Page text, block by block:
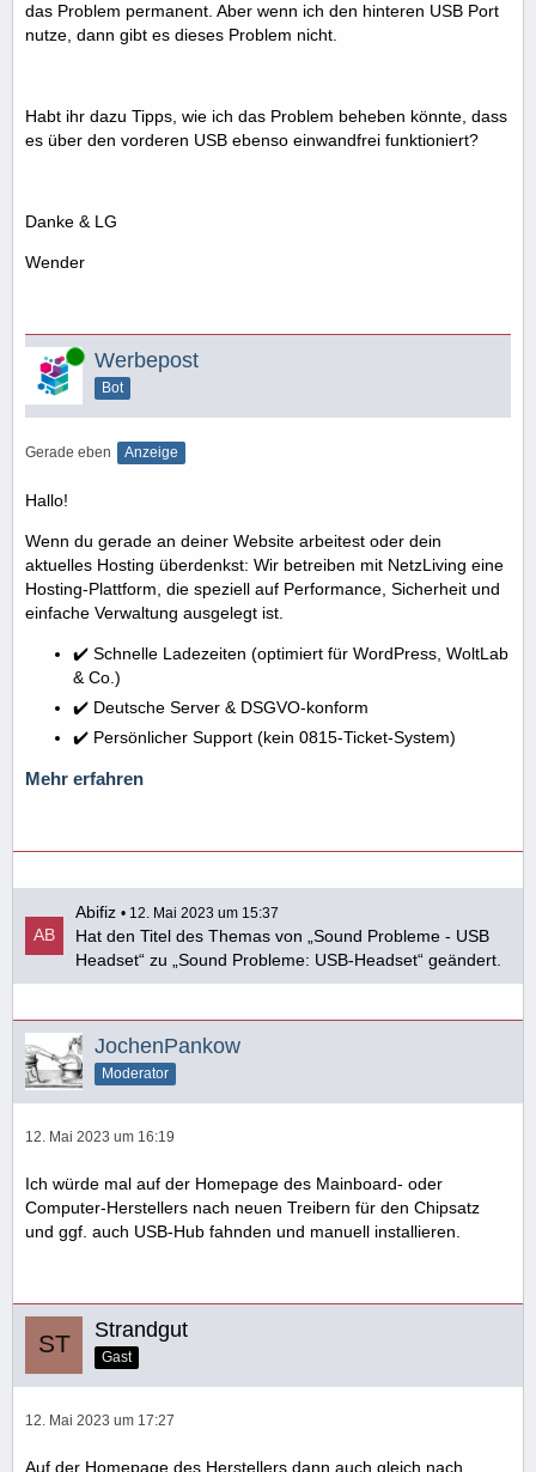
das Problem permanent. Aber wenn ich den hinteren USB Port
nutze, dann gibt es dieses Problem nicht.
Habt ihr dazu Tipps, wie ich das Problem beheben könnte, dass
es über den vorderen USB ebenso einwandfrei funktioniert?
Danke & LG
Wender
Online Werbepost
Bot
Gerade eben Anzeige
Hallo!
Wenn du gerade an deiner Website arbeitest oder dein
aktuelles Hosting überdenkst: Wir betreiben mit NetzLiving eine
Hosting-Plattform, die speziell auf Performance, Sicherheit und
einfache Verwaltung ausgelegt ist.
✔️ Schnelle Ladezeiten (optimiert für WordPress, WoltLab
& Co.)
✔️ Deutsche Server & DSGVO-konform
✔️ Persönlicher Support (kein 0815-Ticket-System)
Mehr erfahren
Abifiz 12. Mai 2023 um 15:37
Hat den Titel des Themas von „Sound Probleme - USB
Headset“ zu „Sound Probleme: USB-Headset“ geändert.
JochenPankow
Moderator
12. Mai 2023 um 16:19
Ich würde mal auf der Homepage des Mainboard- oder
Computer-Herstellers nach neuen Treibern für den Chipsatz
und ggf. auch USB-Hub fahnden und manuell installieren.
Strandgut
Gast
12. Mai 2023 um 17:27
Auf der Homepage des Herstellers dann auch gleich nach